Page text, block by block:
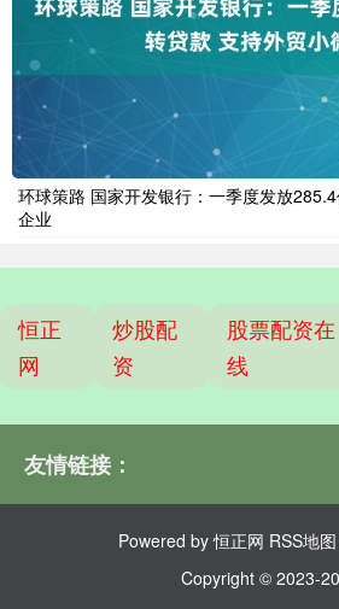
环球策路 国家开发银行：一季度发放
企业
恒正
网
炒股配
资
股票配资在
线
友情链接：
Powered by恒正网 RSS地图
Copyright © 2023-